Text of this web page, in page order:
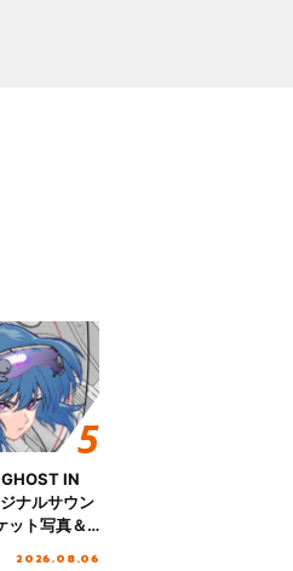
GHOST IN
ナルサウン
ット写真＆
2026.08.06